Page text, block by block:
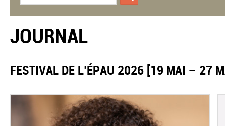
JOURNAL
​FESTIVAL DE L’ÉPAU 2026 [19 MAI – 27